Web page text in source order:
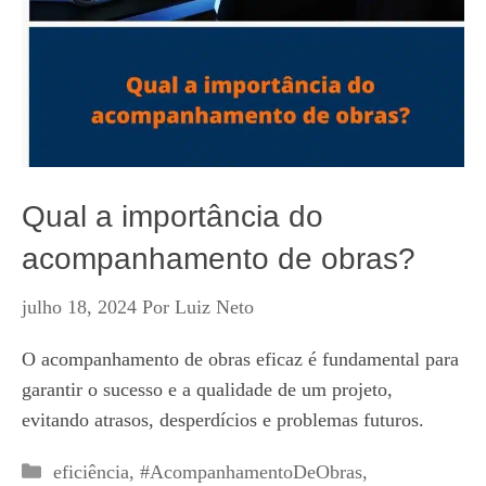
Qual a importância do
acompanhamento de obras?
julho 18, 2024 Por Luiz Neto
O acompanhamento de obras eficaz é fundamental para
garantir o sucesso e a qualidade de um projeto,
evitando atrasos, desperdícios e problemas futuros.
Categorias
eficiência, #AcompanhamentoDeObras,